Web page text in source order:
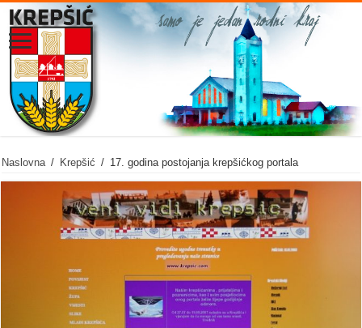
Naslovna / Krepšić / 17. godina postojanja krepšićkog portala